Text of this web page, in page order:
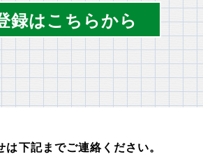
録はこちらから
は下記までご連絡ください。